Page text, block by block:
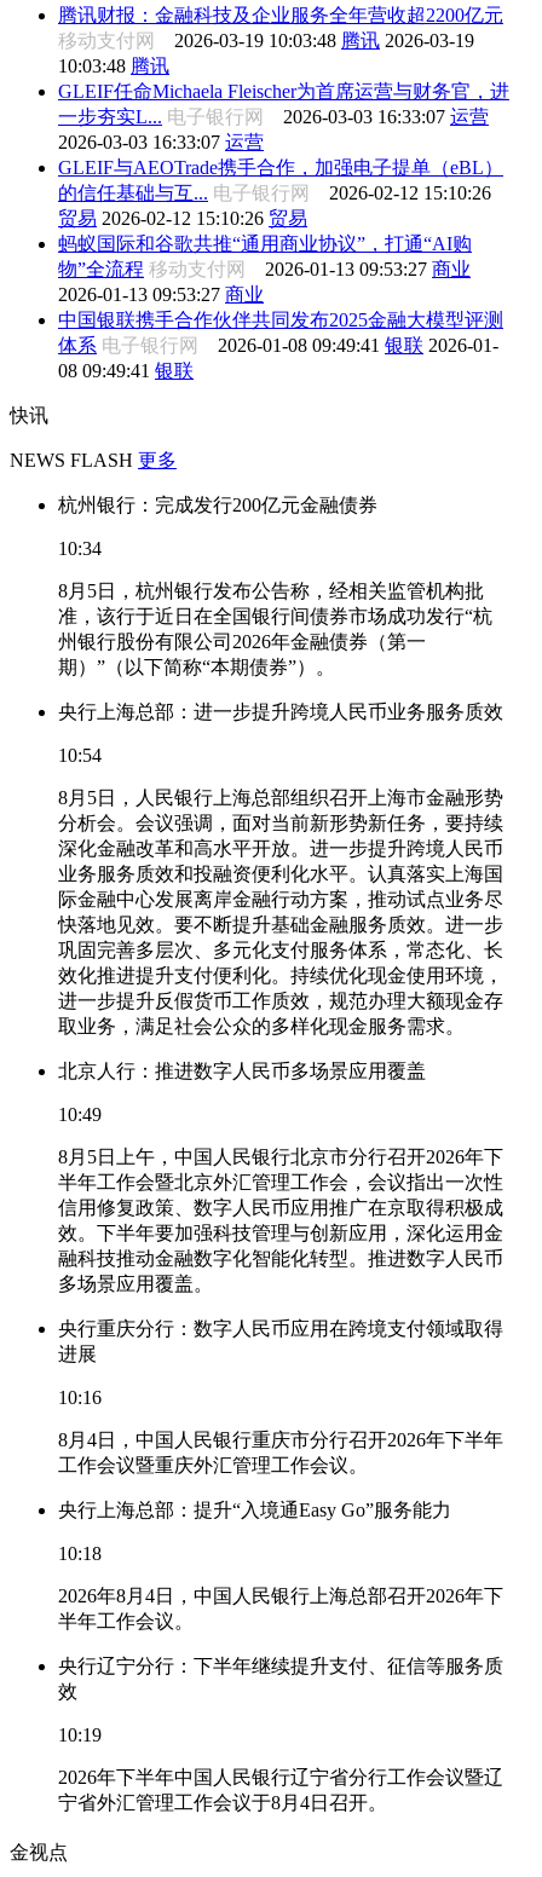
腾讯财报：金融科技及企业服务全年营收超2200亿元
移动支付网 2026-03-19 10:03:48 腾讯 2026-03-19
10:03:48 腾讯
GLEIF任命Michaela Fleischer为首席运营与财务官，进
一步夯实L... 电子银行网 2026-03-03 16:33:07 运营
2026-03-03 16:33:07 运营
GLEIF与AEOTrade携手合作，加强电子提单（eBL）
的信任基础与互... 电子银行网 2026-02-12 15:10:26
贸易 2026-02-12 15:10:26 贸易
蚂蚁国际和谷歌共推“通用商业协议”，打通“AI购
物”全流程 移动支付网 2026-01-13 09:53:27 商业
2026-01-13 09:53:27 商业
中国银联携手合作伙伴共同发布2025金融大模型评测
体系 电子银行网 2026-01-08 09:49:41 银联 2026-01-
08 09:49:41 银联
快讯
NEWS FLASH 更多
杭州银行：完成发行200亿元金融债券
10:34
8月5日，杭州银行发布公告称，经相关监管机构批
准，该行于近日在全国银行间债券市场成功发行“杭
州银行股份有限公司2026年金融债券（第一
期）”（以下简称“本期债券”）。
央行上海总部：进一步提升跨境人民币业务服务质效
10:54
8月5日，人民银行上海总部组织召开上海市金融形势
分析会。会议强调，面对当前新形势新任务，要持续
深化金融改革和高水平开放。进一步提升跨境人民币
业务服务质效和投融资便利化水平。认真落实上海国
际金融中心发展离岸金融行动方案，推动试点业务尽
快落地见效。要不断提升基础金融服务质效。进一步
巩固完善多层次、多元化支付服务体系，常态化、长
效化推进提升支付便利化。持续优化现金使用环境，
进一步提升反假货币工作质效，规范办理大额现金存
取业务，满足社会公众的多样化现金服务需求。
北京人行：推进数字人民币多场景应用覆盖
10:49
8月5日上午，中国人民银行北京市分行召开2026年下
半年工作会暨北京外汇管理工作会，会议指出一次性
信用修复政策、数字人民币应用推广在京取得积极成
效。下半年要加强科技管理与创新应用，深化运用金
融科技推动金融数字化智能化转型。推进数字人民币
多场景应用覆盖。
央行重庆分行：数字人民币应用在跨境支付领域取得
进展
10:16
8月4日，中国人民银行重庆市分行召开2026年下半年
工作会议暨重庆外汇管理工作会议。
央行上海总部：提升“入境通Easy Go”服务能力
10:18
2026年8月4日，中国人民银行上海总部召开2026年下
半年工作会议。
央行辽宁分行：下半年继续提升支付、征信等服务质
效
10:19
2026年下半年中国人民银行辽宁省分行工作会议暨辽
宁省外汇管理工作会议于8月4日召开。
金视点